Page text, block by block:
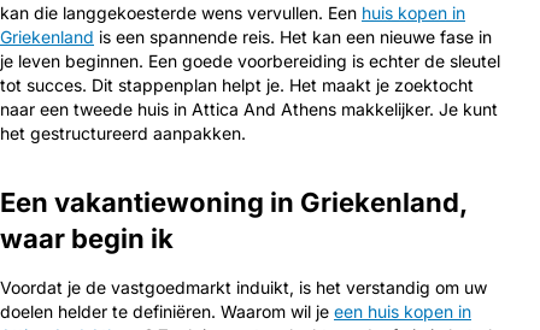
kan die langgekoesterde wens vervullen. Een huis kopen in
Griekenland is een spannende reis. Het kan een nieuwe fase in
je leven beginnen. Een goede voorbereiding is echter de sleutel
tot succes. Dit stappenplan helpt je. Het maakt je zoektocht
naar een tweede huis in Attica And Athens makkelijker. Je kunt
het gestructureerd aanpakken.
Een vakantiewoning in Griekenland,
waar begin ik
Voordat je de vastgoedmarkt induikt, is het verstandig om uw
doelen helder te definiëren. Waarom wil je een huis kopen in